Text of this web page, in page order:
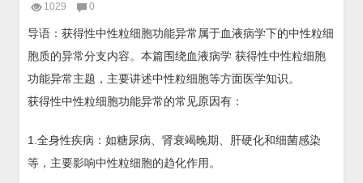
1029
0
导语：获得性中性粒细胞功能异常属于血液病学下的中性粒细
胞质的异常分支内容。本篇围绕血液病学 获得性中性粒细胞
功能异常主题，主要讲述中性粒细胞等方面医学知识。
获得性中性粒细胞功能异常的常见原因有：
1.全身性疾病：如糖尿病、肾衰竭晚期、肝硬化和细菌感染
等，主要影响中性粒细胞的趋化作用。